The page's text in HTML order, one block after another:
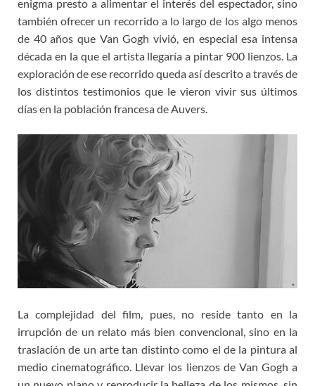
enigma presto a alimentar el interés del espectador, sino
también ofrecer un recorrido a lo largo de los algo menos
de 40 años que Van Gogh vivió, en especial esa intensa
década en la que el artista llegaría a pintar 900 lienzos. La
exploración de ese recorrido queda así descrito a través de
los distintos testimonios que le vieron vivir sus últimos
días en la población francesa de Auvers.
La complejidad del film, pues, no reside tanto en la
irrupción de un relato más bien convencional, sino en la
traslación de un arte tan distinto como el de la pintura al
medio cinematográfico. Llevar los lienzos de Van Gogh a